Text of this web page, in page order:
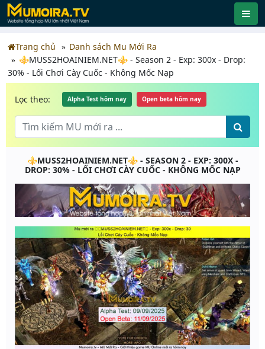
Trang chủ
Danh sách Mu Mới Ra
⚜️MUSS2HOAINIEM.NET⚜ - Season 2 - Exp: 300x - Drop:
30% - Lối Chơi Cày Cuốc - Không Mốc Nạp
Lọc theo: Alpha Test hôm nay Open beta hôm nay
⚜️MUSS2HOAINIEM.NET⚜ - SEASON 2 - EXP: 300X -
DROP: 30% - LỐI CHƠI CÀY CUỐC - KHÔNG MỐC NẠP